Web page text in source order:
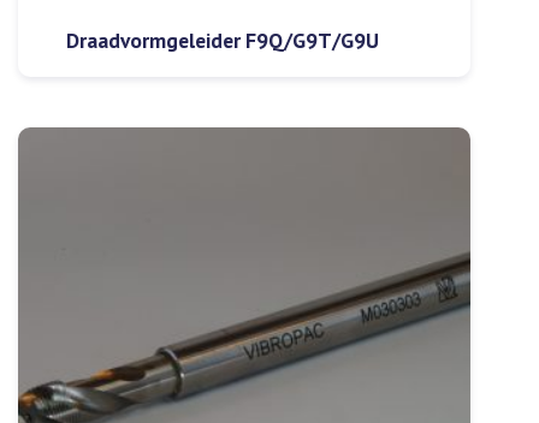
Draadvormgeleider F9Q/G9T/G9U